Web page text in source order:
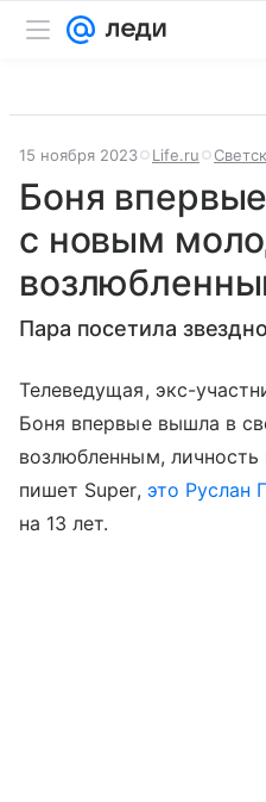
15 ноября 2023 Life.ru
Боня
с новым
Пара посетила
Телеведущая, экс-
Боня впервые вышла в
возлюбленным, личность
пишет Super, это Руслан
на 13 лет.